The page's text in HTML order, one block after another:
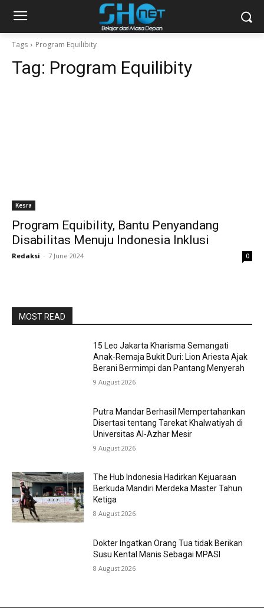
Tags Program Equilibity
Tag: Program Equilibity
Kesra
Program Equibility, Bantu Penyandang
Disabilitas Menuju Indonesia Inklusi
Redaksi - 7 June 2024 0
MOST READ
15 Leo Jakarta Kharisma Semangati
Anak-Remaja Bukit Duri: Lion Ariesta Ajak
Berani Bermimpi dan Pantang Menyerah
9 August 2026
Putra Mandar Berhasil Mempertahankan
Disertasi tentang Tarekat Khalwatiyah di
Universitas Al-Azhar Mesir
9 August 2026
The Hub Indonesia Hadirkan Kejuaraan
Berkuda Mandiri Merdeka Master Tahun
Ketiga
8 August 2026
Dokter Ingatkan Orang Tua tidak Berikan
Susu Kental Manis Sebagai MPASI
8 August 2026